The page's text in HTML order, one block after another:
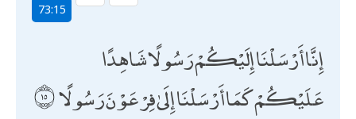
73:15
إِنَّا أَرْسَلْنَا إِلَيْكُمْ رَسُولًا شَاهِدًا
عَلَيْكُمْ كَمَا أَرْسَلْنَا إِلَىٰ فِرْعَوْنَ رَسُولًا